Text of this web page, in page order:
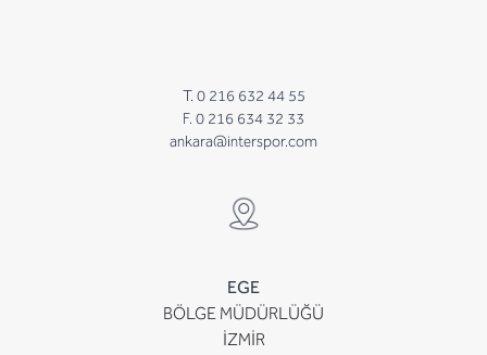
T. 0 216 632 44 55
F. 0 216 634 32 33
ankara@interspor.com
EGE
BÖLGE MÜDÜRLÜĞÜ
İZMİR